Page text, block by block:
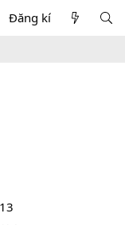
Đăng kí